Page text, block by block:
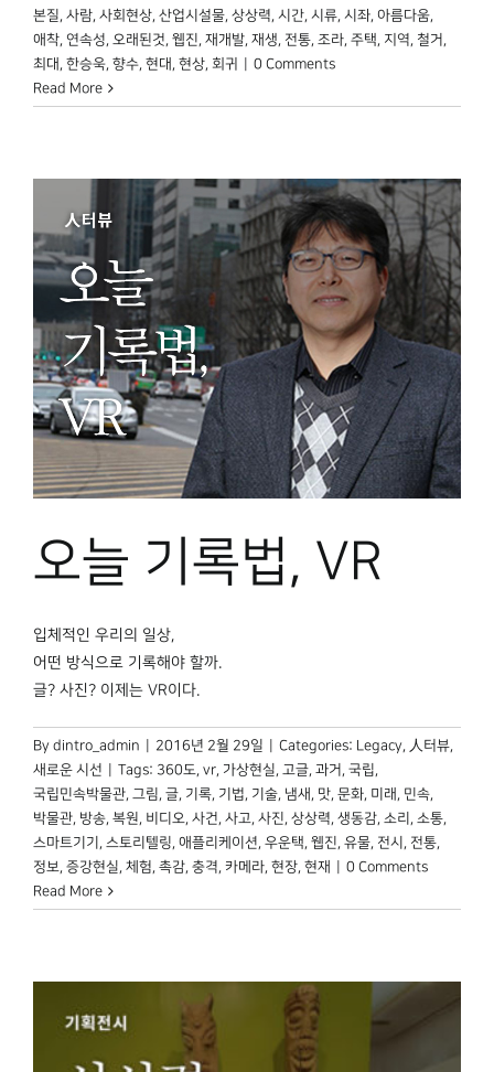
본질, 사람, 사회현상, 산업시설물, 상상력, 시간, 시류, 시좌, 아름다움,
애착, 연속성, 오래된것, 웹진, 재개발, 재생, 전통, 조라, 주택, 지역, 철거 ,
최대 , 한승욱, 향수, 현대 , 현상, 회귀
0 Comments
Read More
오늘 기록법, VR
입체적인 우리의 일상,
어떤 방식으로 기록해야 할까.
글? 사진? 이제는 VR이다.
By dintro_admin 2016년 2월 29일 Categories: Legacy, 人터뷰,
새로운 시선
Tags: 360도, vr, 가상현실, 고글, 과거 , 국립,
국립민속박물관, 그림, 글, 기록, 기법, 기술, 냄새 , 맛, 문화, 미래 , 민속,
박물관, 방송, 복원, 비디오, 사건, 사고, 사진, 상상력, 생동감, 소리 , 소통,
스마트기기 , 스토리텔링, 애플리케이션, 우운택, 웹진, 유물, 전시 , 전통,
정보, 증강현실, 체험, 촉감, 충격, 카메라, 현장, 현재
0 Comments
Read More